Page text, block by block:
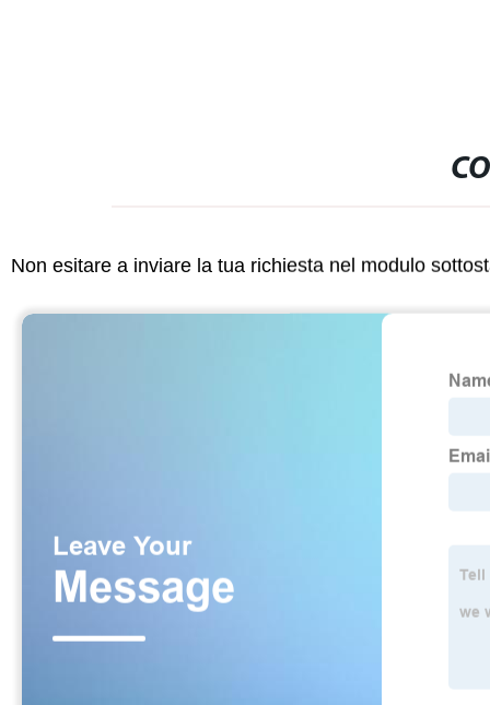
Non esitare a inviare la tua richiesta nel modulo